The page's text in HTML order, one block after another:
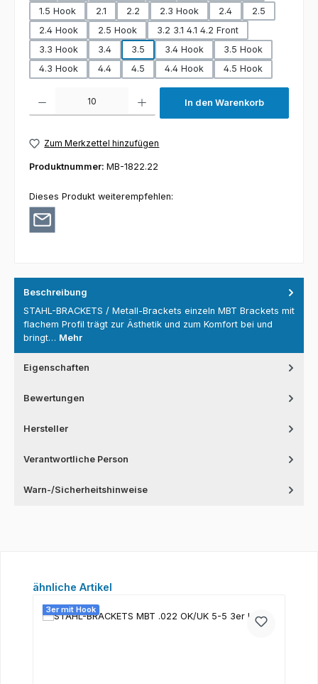
1.5 Hook
2.1 2.2 2.3 Hook 2.4
2.5
2.4 Hook
2.5 Hook
3.2 3.1 4.1 4.2 Front
3.3 Hook
3.4 3.5 3.4 Hook
3.5 Hook
4.3 Hook
4.4 4.5 4.4 Hook 4.5 Hook
In den Warenkorb
Zum Merkzettel hinzufügen
Produktnummer: MB-1822.22
Dieses Produkt weiterempfehlen:
Beschreibung
STAHL-BRACKETS / Metall-Brackets einzeln MBT Brackets mit
flachem Profil trägt zur Ästhetik und zum Komfort bei und
bringt… Mehr
Eigenschaften
Bewertungen
Hersteller
Verantwortliche Person
Warn-/Sicherheitshinweise
Produktgalerie überspringen
ähnliche Artikel
3er mit Hook